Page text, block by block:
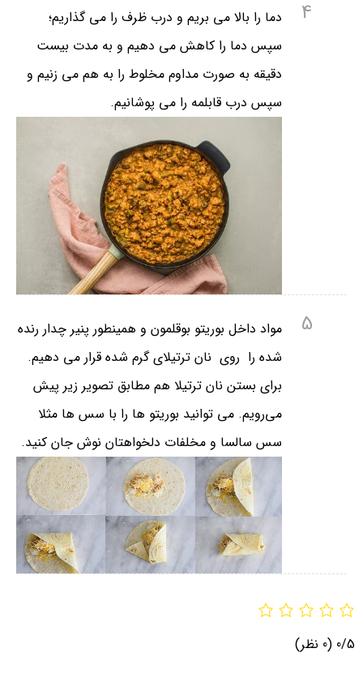
4
دما را بالا می بریم و درب ظرف را می گذاریم؛
سپس دما را کاهش می دهیم و به مدت بیست
دقیقه به صورت مداوم مخلوط را به هم می زنیم و
سپس درب قابلمه را می پوشانیم.
5
مواد داخل بوریتو بوقلمون و همینطور پنیر چدار رنده
شده را روی نان ترتیلای گرم شده قرار می دهیم.
برای بستن نان ترتیلا هم مطابق تصویر زیر پیش
می‌رویم. می توانید بوریتو ها را با سس ها مثلا
سس سالسا و مخلفات دلخواهتان نوش جان کنید.
0/5 (0 نظر)